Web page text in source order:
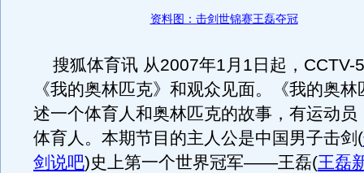
资料图：击剑世锦赛王磊夺冠
搜狐体育讯 从2007年1月1日起，CCTV-
《我的奥林匹克》和观众见面。《我的奥
述一个体育人和奥林匹克的故事，有运动员
体育人。本期节目的主人公是中国男子击剑 (
剑说吧)史上第一个世界冠军——王磊(王磊